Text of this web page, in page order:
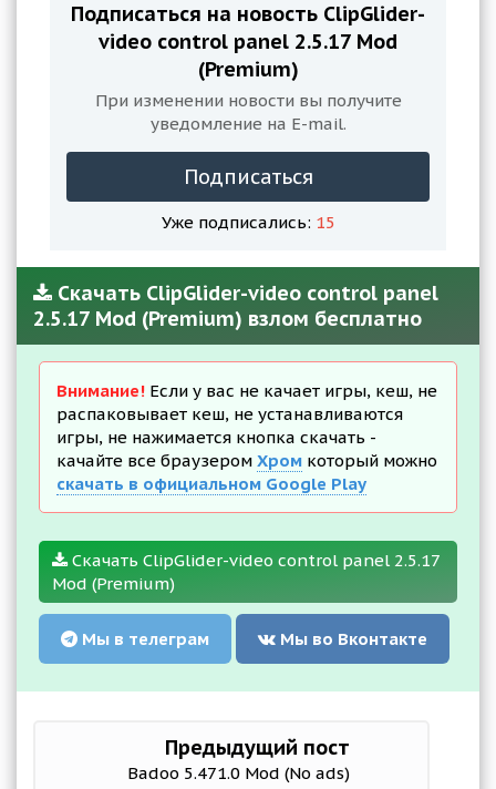
Подписаться на новость ClipGlider-
video control panel 2.5.17 Mod
(Premium)
При изменении новости вы получите
уведомление на E-mail.
Подписаться
Уже подписались: 15
Скачать ClipGlider-video control panel
2.5.17 Mod (Premium) взлом бесплатно
Внимание! Если у вас не качает игры, кеш, не
распаковывает кеш, не устанавливаются
игры, не нажимается кнопка скачать -
качайте все браузером Хром который можно
скачать в официальном Google Play
Скачать ClipGlider-video control panel 2.5.17
Mod (Premium)
Мы в телеграм Мы во Вконтакте
Предыдущий пост
Badoo 5.471.0 Mod (No ads)